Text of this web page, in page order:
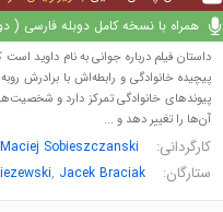
همراه با نسخه کامل دوبله فارسی (
داستان فیلم درباره جوانی به نام داوید
پیچیده خانوادگی و رابطه‌اش با برادرش
پیوندهای خانوادگی تمرکز دارد و
آن‌ها را تغییر دهد و ...
کارگردانی: Maciej Sobieszczanski
ستارگان: , Jacek Braciak